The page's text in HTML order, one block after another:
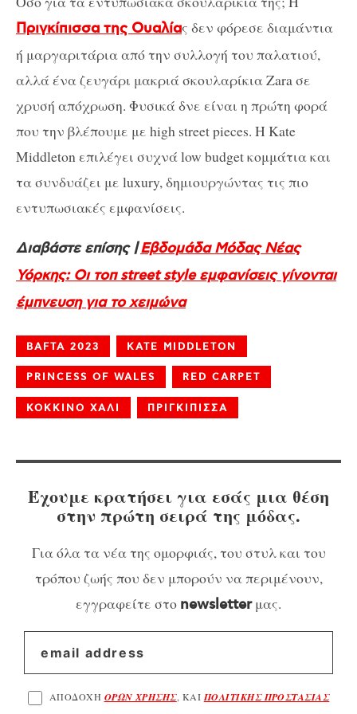
Πριγκίπισσα της Ουαλίας δεν φόρεσε διαμάντια
ή μαργαριτάρια από την συλλογή του παλατιού,
αλλά ένα ζευγάρι μακριά σκουλαρίκια Zara σε
χρυσή απόχρωση. Φυσικά δνε είναι η πρώτη φορά
που την βλέπουμε με high street pieces. Η Kate
Middleton επιλέγει συχνά low budget κομμάτια και
τα συνδυάζει με luxury, δημιουργώντας τις πιο
εντυπωσιακές εμφανίσεις.
Διαβάστε επίσης |Εβδομάδα Μόδας Νέας
Υόρκης: Οι τοπ street style εμφανίσεις γίνονται
έμπνευση για το χειμώνα
BAFTA 2023 KATE MIDDLETON
PRINCESS OF WALES RED CARPET
ΚΟΚΚΙΝΟ ΧΑΛΙ ΠΡΙΓΚΙΠΙΣΣΑ
Έχουμε κρατήσει για εσάς μια θέση
στην πρώτη σειρά της μόδας.
Για όλα τα νέα της ομορφιάς, του στυλ και του
τρόπου ζωής που δεν μπορούν να περιμένουν,
εγγραφείτε στο newsletterμας.
ΑΠΟΔΟΧΗ ΟΡΩΝ ΧΡΗΣΗΣ, ΚΑΙ ΠΟΛΙΤΙΚΗΣ ΠΡΟΣΤΑΣΙΑΣ